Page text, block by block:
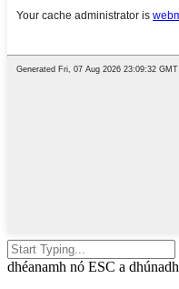
dhéanamh nó ESC a dhúnadh